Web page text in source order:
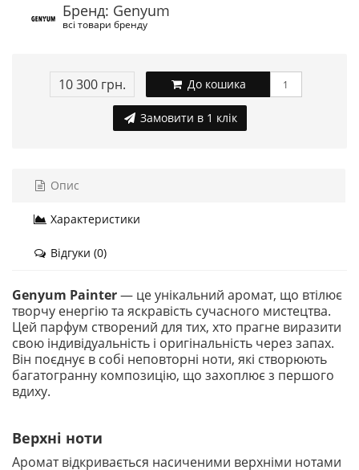
Бренд: Genyum
всі товари бренду
10 300 грн. До кошика
Замовити в 1 клік
Опис
Характеристики
Відгуки (0)
Genyum Painter— це унікальний аромат, що втілює
творчу енергію та яскравість сучасного мистецтва.
Цей парфум створений для тих, хто прагне виразити
свою індивідуальність і оригінальність через запах.
Він поєднує в собі неповторні ноти, які створюють
багатогранну композицію, що захоплює з першого
вдиху.
Верхні ноти
Аромат відкривається насиченими верхніми нотами